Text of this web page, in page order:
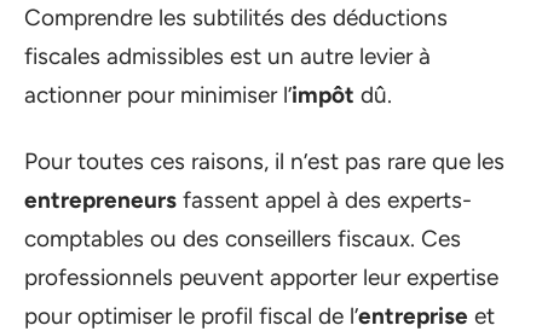
Comprendre les subtilités des déductions
fiscales admissibles est un autre levier à
actionner pour minimiser l’impôt dû.
Pour toutes ces raisons, il n’est pas rare que les
entrepreneurs fassent appel à des experts-
comptables ou des conseillers fiscaux. Ces
professionnels peuvent apporter leur expertise
pour optimiser le profil fiscal de l’entreprise et